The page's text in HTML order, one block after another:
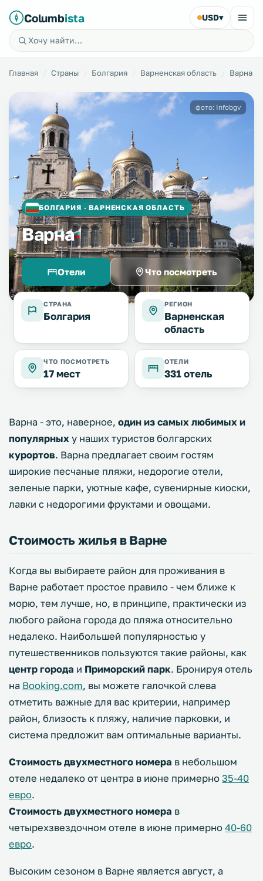
Columbista USD▾
Главная Страны Болгария Варненская область Варна
БОЛГАРИЯ · ВАРНЕНСКАЯ ОБЛАСТЬ
Варна
Отели Что посмотреть
фото: Infobgv
СТРАНА
Болгария
РЕГИОН
Варненская
область
ЧТО ПОСМОТРЕТЬ
17 мест
ОТЕЛИ
331 отель
Варна - это, наверное, один из самых любимых и
популярных у наших туристов болгарских
курортов. Варна предлагает своим гостям
широкие песчаные пляжи, недорогие отели,
зеленые парки, уютные кафе, сувенирные киоски,
лавки с недорогими фруктами и овощами.
Стоимость жилья в Варне
Когда вы выбираете район для проживания в
Варне работает простое правило - чем ближе к
морю, тем лучше, но, в принципе, практически из
любого района города до пляжа относительно
недалеко. Наибольшей популярностью у
путешественников пользуются такие районы, как
центр города и Приморский парк. Бронируя отель
на Booking.com, вы можете галочкой слева
отметить важные для вас критерии, например
район, близость к пляжу, наличие парковки, и
система предложит вам оптимальные варианты.
Стоимость двухместного номера в небольшом
отеле недалеко от центра в июне примерно 35-40
евро.
Стоимость двухместного номера в
четырехзвездочном отеле в июне примерно 40-60
евро.
Высоким сезоном в Варне является август, а